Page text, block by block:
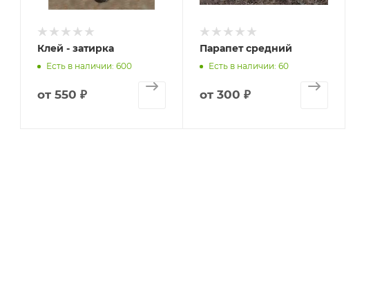
Клей - затирка
Есть в наличии: 600
от 550 ₽
Парапет средний
Есть в наличии: 60
от 300 ₽